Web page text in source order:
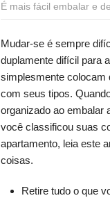
É mais fácil embalar e
Mudar-se é sempre
duplamente difícil para
simplesmente colocam
com seus tipos.
organizado ao embalar
você classificou suas
apartamento, leia este
coisas.
Retire tudo o que